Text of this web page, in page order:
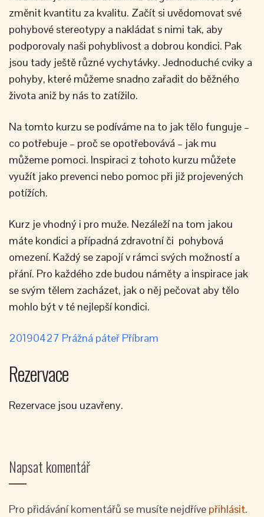
změnit kvantitu za kvalitu. Začít si uvědomovat své
pohybové stereotypy a nakládat s nimi tak, aby
podporovaly naši pohyblivost a dobrou kondici. Pak
jsou tady ještě různé vychytávky. Jednoduché cviky a
pohyby, které můžeme snadno zařadit do běžného
života aniž by nás to zatížilo.
Na tomto kurzu se podíváme na to jak tělo funguje –
co potřebuje – proč se opotřebovává – jak mu
můžeme pomoci. Inspiraci z tohoto kurzu můžete
využít jako prevenci nebo pomoc při již projevených
potížích.
Kurz je vhodný i pro muže. Nezáleží na tom jakou
máte kondici a případná zdravotní či pohybová
omezení. Každý se zapojí v rámci svých možností a
přání. Pro každého zde budou náměty a inspirace jak
se svým tělem zacházet, jak o něj pečovat aby tělo
mohlo být v té nejlepší kondici.
20190427 Prážná páteř Příbram
Rezervace
Rezervace jsou uzavřeny.
Napsat komentář
Pro přidávání komentářů se musíte nejdříve přihlásit.